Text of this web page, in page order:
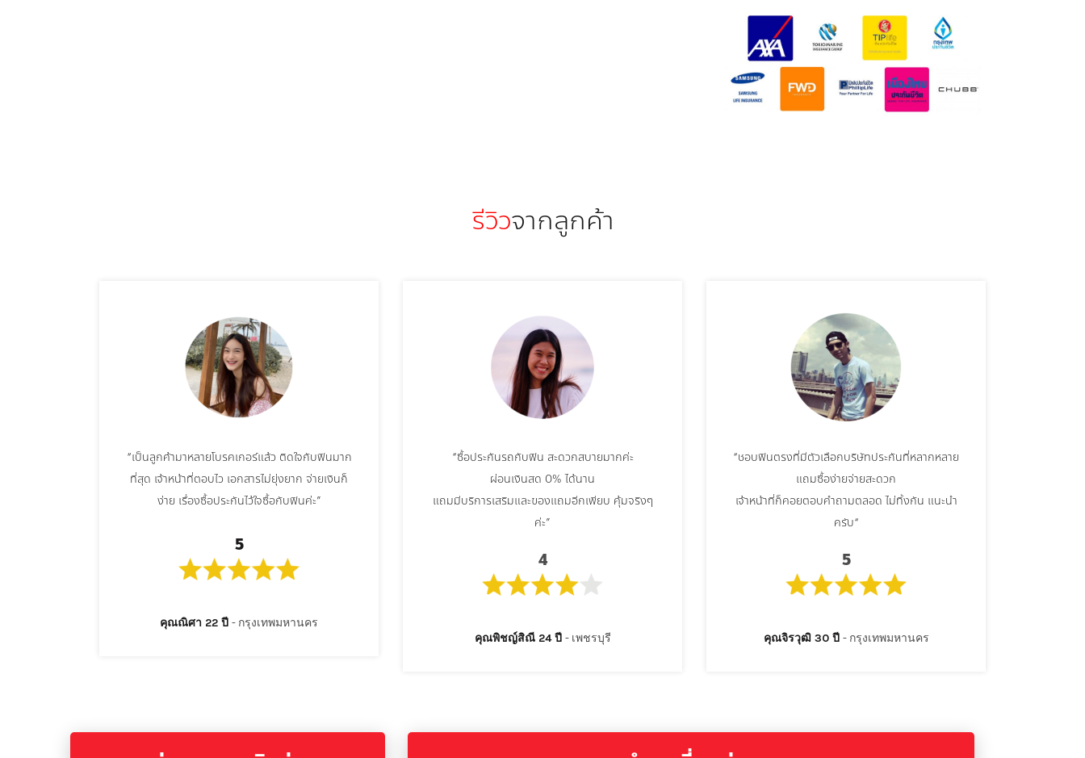
รีวิวจากลูกค้า
“เป็นลูกค้ามาหลายโบรคเกอร์แล้ว ติดใจกับฟินมาก
ที่สุด เจ้าหน้าที่ตอบไว เอกสารไม่ยุ่งยาก จ่ายเงินก็
ง่าย เรื่องซื้อประกันไว้ใจซื้อกับฟินค่ะ”
5
คุณณิศา 22 ปี กรุงเทพมหานคร
“ซื้อประกันรถกับฟิน สะดวกสบายมากค่ะ
ผ่อนเงินสด 0% ได้นาน
แถมมีบริการเสริมและของแถมอีกเพียบ คุ้มจริงๆ
ค่ะ”
4
คุณพิชญ์สิณี 24 ปี เพชรบุรี
“ชอบฟินตรงที่มีตัวเลือกบริษัทประกันที่หลากหลาย
แถมซื้อง่ายจ่ายสะดวก
เจ้าหน้าที่ก็คอยตอบคำถามตลอด ไม่ทิ้งกัน แนะนำ
ครับ“
5
คุณจิรวุฒิ 30 ปี กรุงเทพมหานคร